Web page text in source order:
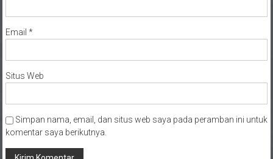
Email *
Situs Web
Simpan nama, email, dan situs web saya pada peramban ini untuk
komentar saya berikutnya.